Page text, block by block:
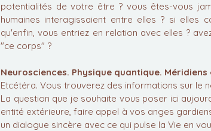
potentialités de votre être ? vous êtes-vous
humaines interagissaient entre elles ? si elles
qu'enfin, vous entriez en relation avec elles ?
"ce corps" ?
Neurosciences. Physique quantique.
Etcétéra. Vous trouverez des informations sur le
La question que je souhaite vous poser ici
entité extérieure, faire appel à vos anges
un dialogue sincère avec ce qui pulse la Vie en